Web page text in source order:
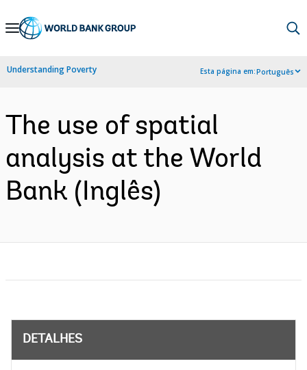
Skip
Navigation
Understanding Poverty Esta página em:Português
The use of spatial
analysis at the World
Bank (Inglês)
DETALHES